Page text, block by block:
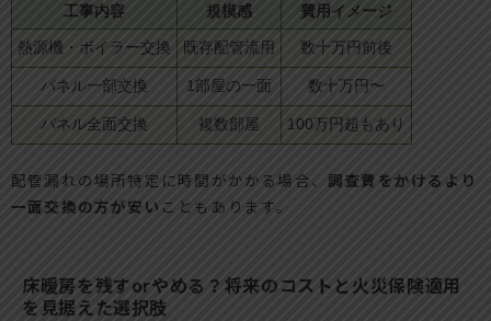
工事内容 規模感 費用イメージ
熱源機・ボイラー交換 既存配管流用 数十万円前後
パネル一部交換 1部屋の一面 数十万円〜
パネル全面交換 複数部屋 100万円超もあり
配管漏れの場所特定に時間がかかる場合、調査費をかけるより
一面交換の方が安い こともあります。
床暖房を残すorやめる？将来のコストと火災保険適用
を見据えた選択肢